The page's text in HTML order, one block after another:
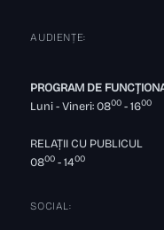
AUDIENȚE:
PROGRAM DE
Luni - Vineri: 0800 - 1600
RELAȚII CU PUBLICUL
0800 - 1400
SOCIAL: